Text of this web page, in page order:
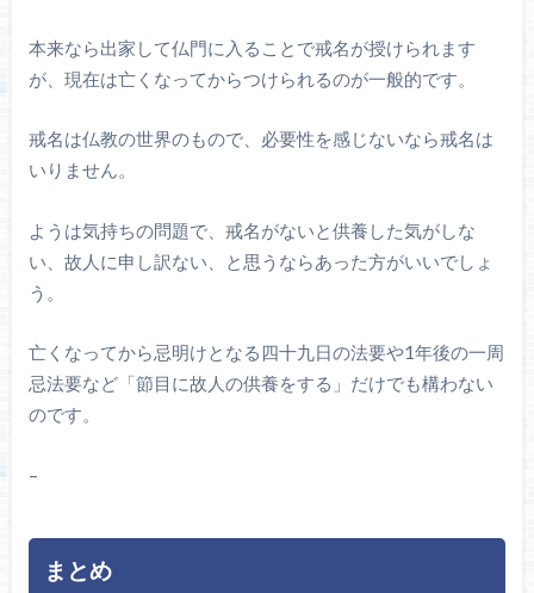
本来なら出家して仏門に入ることで戒名が授けられます
が、現在は亡くなってからつけられるのが一般的です。
戒名は仏教の世界のもので、必要性を感じないなら戒名は
いりません。
ようは気持ちの問題で、戒名がないと供養した気がしな
い、故人に申し訳ない、と思うならあった方がいいでしょ
う。
亡くなってから忌明けとなる四十九日の法要や1年後の一周
忌法要など「節目に故人の供養をする」だけでも構わない
のです。
–
まとめ